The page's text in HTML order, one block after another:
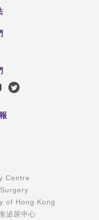
Centre
of Hong Kong
泌尿中心